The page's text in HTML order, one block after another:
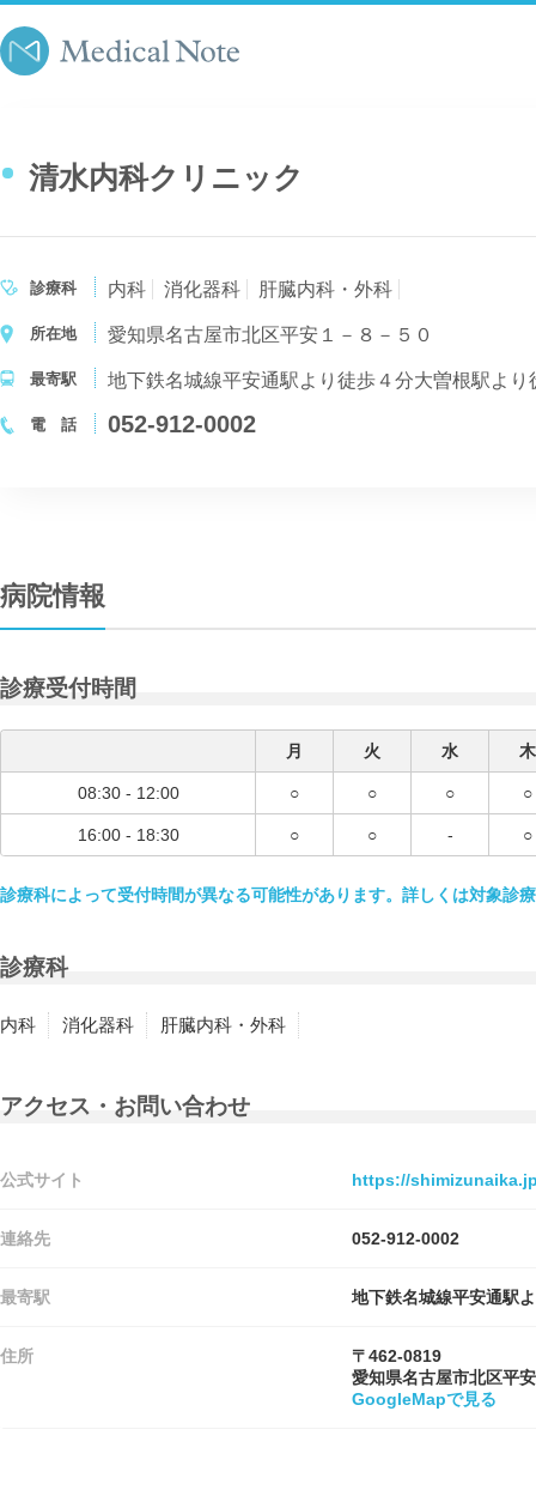
清水内科クリニック
診療科 内科 消化器科 肝臓内科・外科
所在地 愛知県名古屋市北区平安１－８－５０
最寄駅 地下鉄名城線平安通駅より徒歩４分大曽根駅より
電 話 052-912-0002
病院情報
診療受付時間
月 火 水 木
08:30 - 12:00 ○ ○ ○ ○
16:00 - 18:30 ○ ○ - ○
診療科によって受付時間が異なる可能性があります。詳しくは対象診
診療科
内科 消化器科 肝臓内科・外科
アクセス・お問い合わせ
公式サイト https://
連絡先 052-912-0002
最寄駅 地下鉄名城線平安通駅
住所
〒462-0819
愛知県名古屋市北区平
GoogleMapで見る